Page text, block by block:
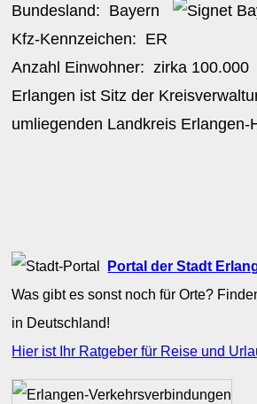
Bundesland: Bayern
Kfz-Kennzeichen: ER
Anzahl Einwohner: zirka 100.000
Erlangen ist Sitz der
umliegenden Landkreis Erlangen-
Portal der Stadt
Was gibt es sonst noch für Orte?
in Deutschland!
Hier ist Ihr Ratgeber für Reise und